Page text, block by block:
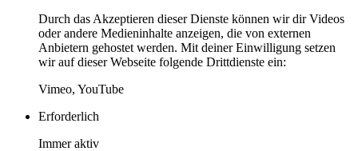
Durch das Akzeptieren dieser Dienste können wir dir Videos
oder andere Medieninhalte anzeigen, die von externen
Anbietern gehostet werden. Mit deiner Einwilligung setzen
wir auf dieser Webseite folgende Drittdienste ein:
Vimeo, YouTube
Erforderlich
Immer aktiv